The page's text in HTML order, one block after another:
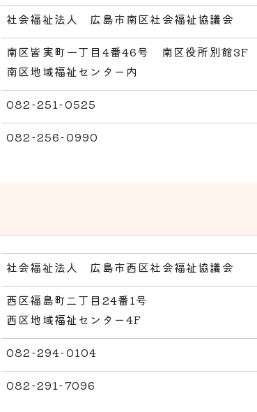
社会福祉法人 広島市南区社会福祉協議会
南区皆実町一丁目4番46号 南区役所別館3F
南区地域福祉センター内
082-251-0525
082-256-0990
社会福祉法人 広島市西区社会福祉協議会
西区福島町二丁目24番1号
西区地域福祉センター4F
082-294-0104
082-291-7096